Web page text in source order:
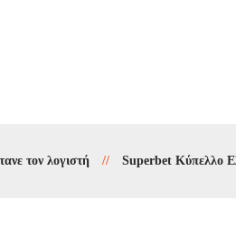
// Superbet Κύπελλο Ελλάδας